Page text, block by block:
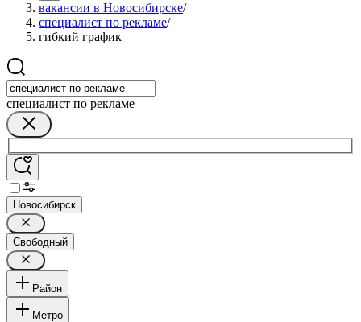
вакансии в Новосибирске/
специалист по рекламе/
гибкий график
специалист по рекламе
Новосибирск
Свободный
Район
Метро